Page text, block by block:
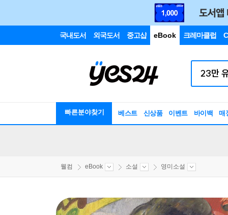
국내도서 외국도서 중고샵 eBook 크레마클럽
빠른분야찾기 베스트 신상품 이벤트 바이백 매
웰컴 eBook 소설 영미소설